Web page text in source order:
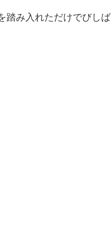
踏み入れただけでびしば